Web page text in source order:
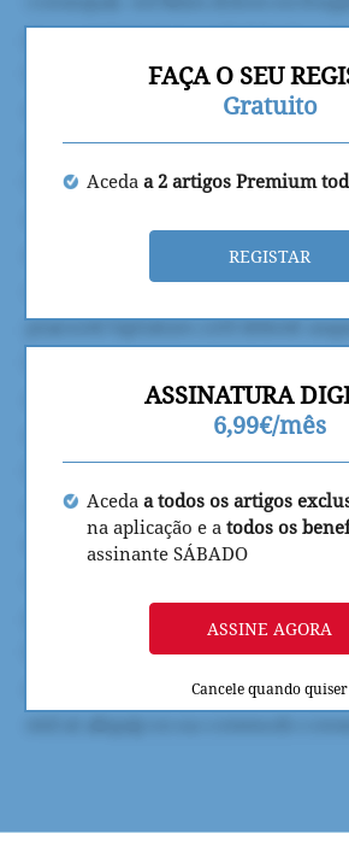
FAÇA O SEU
Gratuito
Aceda a 2 artigos Premium
REGISTAR
ASSINATURA
6,99€/mês
Aceda a todos os artigos
na aplicação e a todos os
assinante SÁBADO
ASSINE AGORA
Cancele quando quiser